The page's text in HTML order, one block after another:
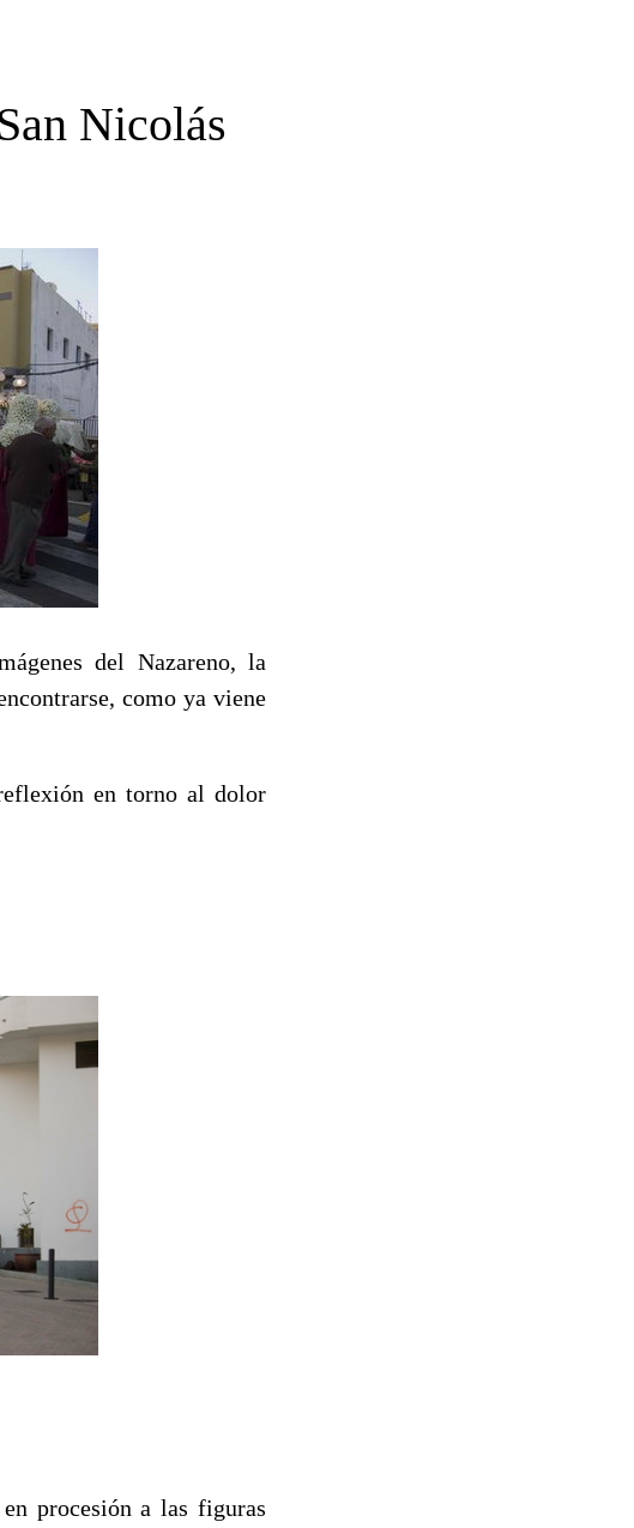
Nicolás
del Nazareno, la
como ya viene
en torno al dolor
procesión a las figuras